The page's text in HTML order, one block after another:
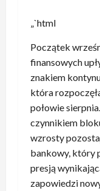
„`html
Początek
finansowych
znakiem
która
połowie
czynnikiem
wzrosty
bankowy, który
presją
zapowiedzi